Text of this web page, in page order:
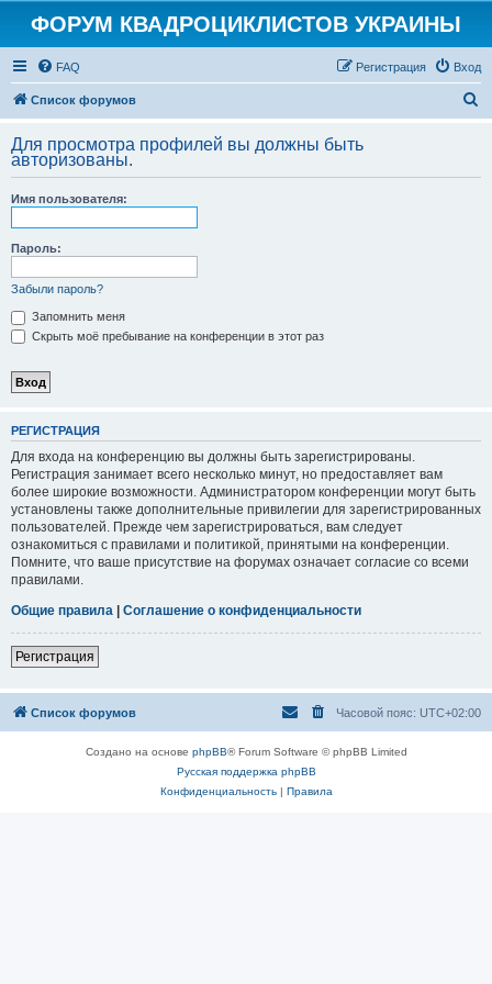
ФОРУМ КВАДРОЦИКЛИСТОВ УКРАИНЫ
FAQ Вход
Регистрация
Список форумов
с
Для просмотра профилей вы должны быть
авторизованы.
Имя пользователя:
Пароль:
Забыли пароль?
Запомнить меня
Скрыть моё пребывание на конференции в этот раз
РЕГИСТРАЦИЯ
Для входа на конференцию вы должны быть зарегистрированы.
Регистрация занимает всего несколько минут, но предоставляет вам
более широкие возможности. Администратором конференции могут быть
установлены также дополнительные привилегии для зарегистрированных
пользователей. Прежде чем зарегистрироваться, вам следует
ознакомиться с правилами и политикой, принятыми на конференции.
Помните, что ваше присутствие на форумах означает согласие со всеми
правилами.
Общие правила | Соглашение о конфиденциальности
Регистрация
Список форумов Часовой пояс: UTC+02:00
Создано на основе phpBB® Forum Software © phpBB Limited
Русская поддержка phpBB
Конфиденциальность| Правила